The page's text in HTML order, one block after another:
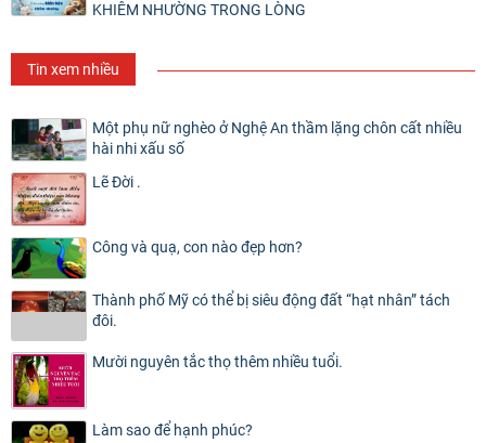
KHIÊM NHƯỜNG TRONG LÒNG
Tin xem nhiều
Một phụ nữ nghèo ở Nghệ An thầm lặng chôn cất nhiều
hài nhi xấu số
Lẽ Đời .
Công và quạ, con nào đẹp hơn?
Thành phố Mỹ có thể bị siêu động đất “hạt nhân” tách
đôi.
Mười nguyên tắc thọ thêm nhiều tuổi.
Làm sao để hạnh phúc?